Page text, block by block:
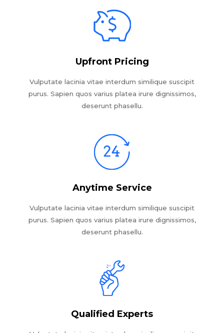
Upfront Pricing
Vulputate lacinia vitae interdum similique suscipit
purus. Sapien quos varius platea irure dignissimos,
deserunt phasellu.
Anytime Service
Vulputate lacinia vitae interdum similique suscipit
purus. Sapien quos varius platea irure dignissimos,
deserunt phasellu.
Qualified Experts